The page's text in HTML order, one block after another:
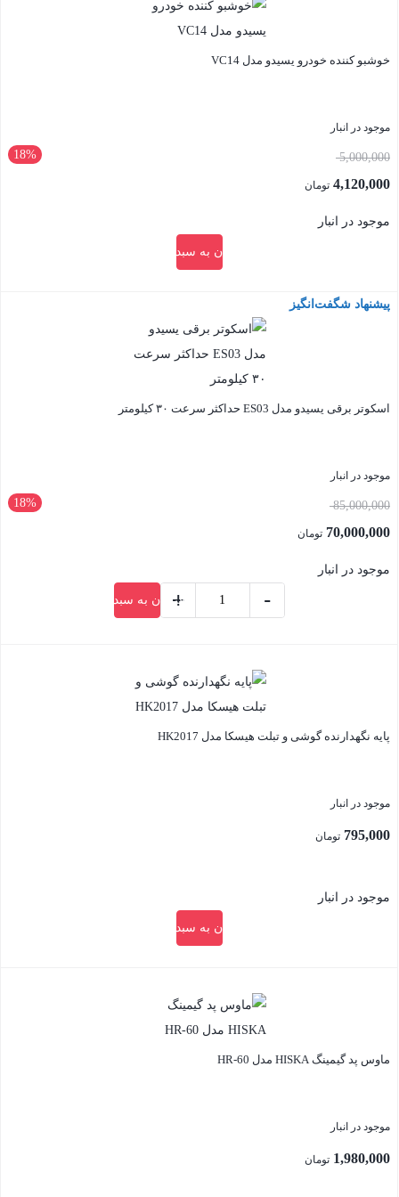
خوشبو کننده خودرو یسیدو مدل VC14
موجود در انبار
18% 5,000,000 قیمت
اصلی:
بود.
4,120,000 تومان
موجود در انبار
افزودن به سبد خرید
بستن
پیشنهاد شگفت‌انگیز
اسکوتر برقی یسیدو مدل ES03 حداکثر سرعت ۳۰ کیلومتر
موجود در انبار
18% 85,000,000 قیمت
اصلی:
بود.
70,000,000 تومان
موجود در انبار
مدل
ES03
حداکثر
-
+
افزودن به سبد خرید
پایه نگهدارنده گوشی و تبلت هیسکا مدل HK2017
موجود در انبار
795,000 تومان
موجود در انبار
افزودن به سبد خرید
ماوس پد گیمینگ HISKA مدل HR-60
موجود در انبار
1,980,000 تومان